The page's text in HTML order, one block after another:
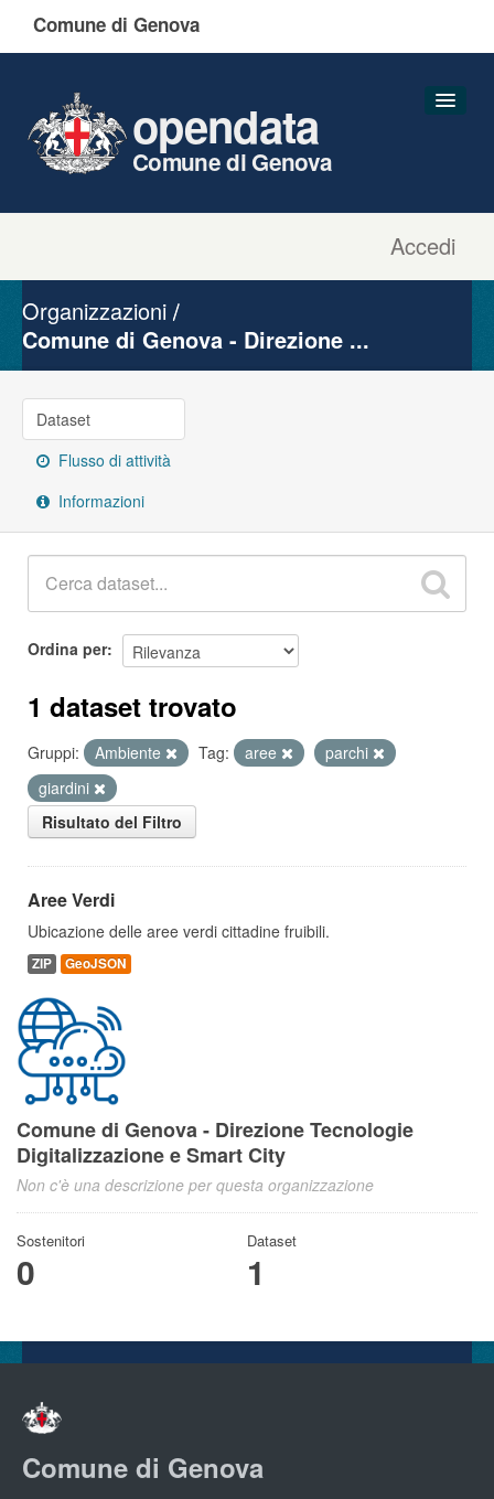
Comune di Genova
Accedi
opendata
Comune di Genova
Gruppi
Organizzazioni
Comune di Genova - Direzione ...
Dataset
Flusso di attività
Informazioni
Ordina per
1 dataset trovato
Gruppi: Ambiente Tag: aree
parchi
giardini
Risultato del Filtro
Aree Verdi
Ubicazione delle aree verdi cittadine fruibili.
ZIP GeoJSON
Comune di Genova - Direzione Tecnologie
Digitalizzazione e Smart City
Non c'è una descrizione per questa organizzazione
Sostenitori
0
Dataset
1
Comune di Genova